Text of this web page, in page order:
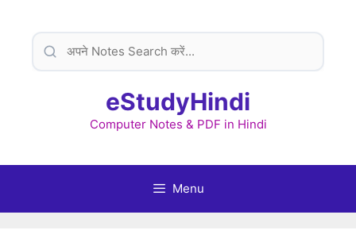
content
eStudyHindi
Computer Notes & PDF in Hindi
Menu